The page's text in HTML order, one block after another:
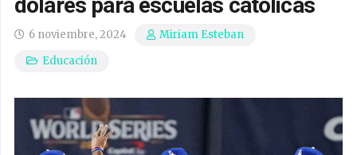
6 noviembre, 2024
Miriam Esteban
Educación